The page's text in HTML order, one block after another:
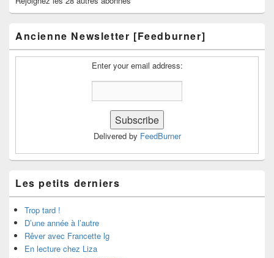
Ancienne Newsletter [Feedburner]
Enter your email address:
Delivered by FeedBurner
Les petits derniers
Trop tard !
D’une année à l’autre
Rêver avec Francette lg
En lecture chez Liza